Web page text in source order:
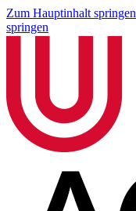
Zum Hauptinhalt springen
springen